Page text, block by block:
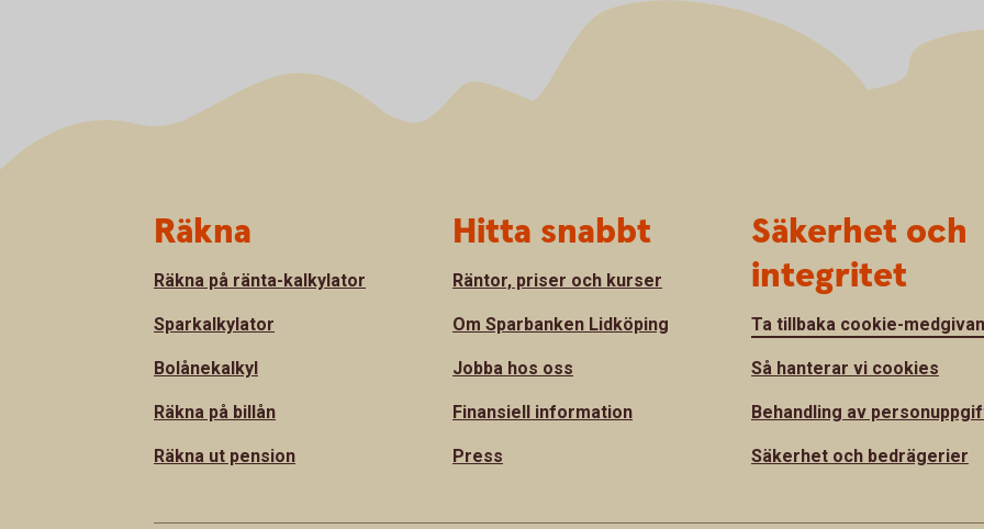
Räkna
Räkna på ränta-kalkylator
Sparkalkylator
Bolånekalkyl
Räkna på billån
Räkna ut pension
Hitta snabbt
Räntor, priser och kurser
Om Sparbanken Lidköping
Jobba hos oss
Finansiell information
Press
Säkerhet och
integritet
Ta tillbaka cookie-
Så hanterar vi cookies
Behandling av
Säkerhet och bedrägerier